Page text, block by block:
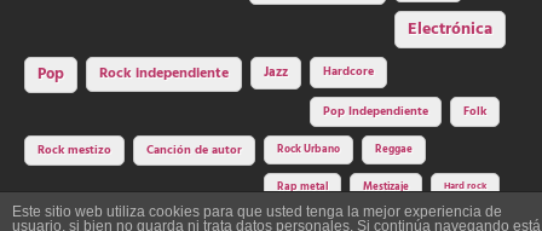
Electrónica
Pop Rock independiente Jazz Hardcore
Pop Independiente Folk
Rock mestizo Canción de autor Rock Urbano Reggae
Rap metal Mestizaje Hard rock
Este sitio web utiliza cookies para que usted tenga la mejor experiencia de
usuario, si bien no guarda ni trata datos personales. Si continúa navegando está